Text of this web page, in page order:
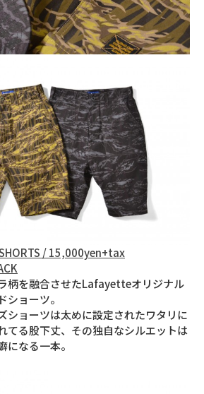
/ 15,000yen+tax
柄を融合させたLafayetteオリジナル
ショーツ。
ショーツは太めに設定されたワタリに
てる股下丈、その独自なシルエットは
になる一本。